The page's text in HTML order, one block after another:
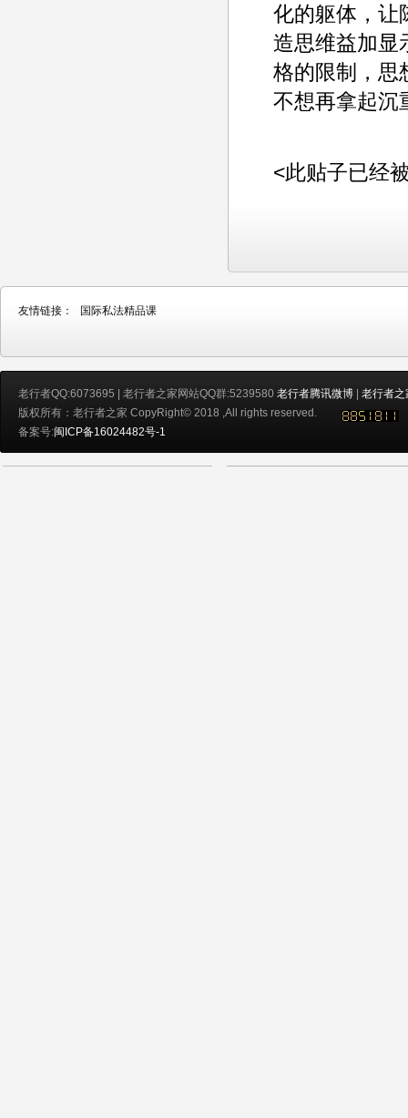
化的躯体，让
造思维益加显
格的限制，思
不想再拿起沉
<此贴子已经
友情链接： 国际私法精品课
老行者QQ:6073695 | 老行者之家网站QQ群:5239580 老行者腾讯微博 | 老行者之
版权所有：老行者之家 CopyRight© 2018 ,All rights reserved.
备案号:闽ICP备16024482号-1